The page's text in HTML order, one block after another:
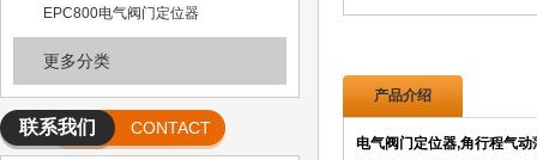
EPC800电气阀门定位器
更多分类
联系我们 CONTACT
产品介绍
电气阀门定位器,角行程气动